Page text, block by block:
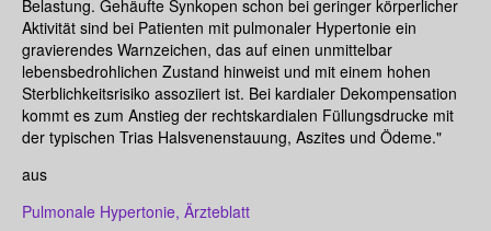
Belastung. Gehäufte Synkopen schon bei geringer körperlicher
Aktivität sind bei Patienten mit pulmonaler Hypertonie ein
gravierendes Warnzeichen, das auf einen unmittelbar
lebensbedrohlichen Zustand hinweist und mit einem hohen
Sterblichkeitsrisiko assoziiert ist. Bei kardialer Dekompensation
kommt es zum Anstieg der rechtskardialen Füllungsdrucke mit
der typischen Trias Halsvenenstauung, Aszites und Ödeme."
aus
Pulmonale Hypertonie, Ärzteblatt